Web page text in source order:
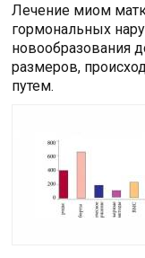
Лечение миом
гормональных
новообразования
размеров,
путем.